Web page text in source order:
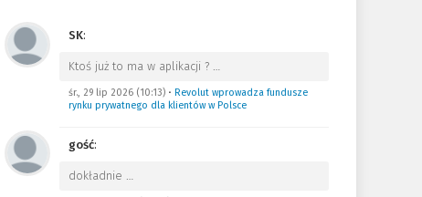
SK:
Ktoś już to ma w aplikacji ? …
śr., 29 lip 2026 (10:13)• Revolut wprowadza fundusze
rynku prywatnego dla klientów w Polsce
gość:
dokładnie …